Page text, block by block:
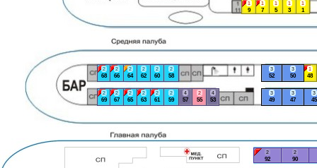
1
1
1
3
3
45
3
47
1
48
3
49
1
5
3
50
3
52
4
53
2
55
4
57
2
58
2
59
2
60
2
61
2
62
2
63
2
64
2
65
2
66
2
67
2
68
2
69
1
7
1
9
2
90
2
92